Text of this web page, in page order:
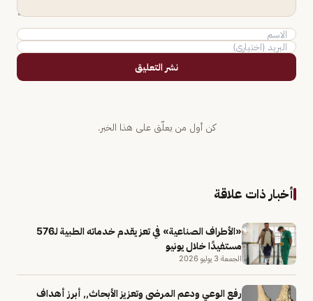
نشر التعليق
كن أول من يعلّق على هذا الخبر.
أخبار ذات علاقة
«الأطراف الصناعية» في تعز يقدم خدماته الطبية لـ576
مستفيدًا خلال يونيو
الجمعة 3 يوليو 2026
رفع الوعي ودعم المرضى وتعزيز الأبحاث,, أبرز أهداف